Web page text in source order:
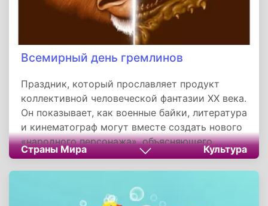
Всемирный день гремлинов
Праздник, который прославляет продукт
коллективной человеческой фантазии XX века.
Он показывает, как военные байки, литература
и кинематограф могут вместе создать нового
«народного персонажа», объясняющего
капризы современного мира. Гремлины из
фольклора лётчиков превратились в
культурных икон, напоминая нам о вечной
тяге человека к мифологизации непонятного.
Страны Мира Культура